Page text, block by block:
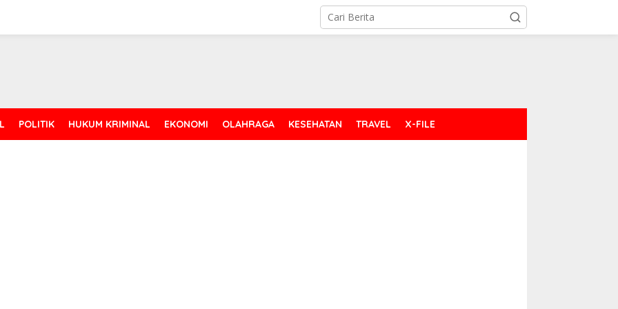
POLITIK HUKUM KRIMINAL EKONOMI OLAHRAGA KESEHATAN TRAVEL X-FILE